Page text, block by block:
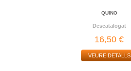
QUINO
Descatalogat
16,50 €
VEURE DETALLS